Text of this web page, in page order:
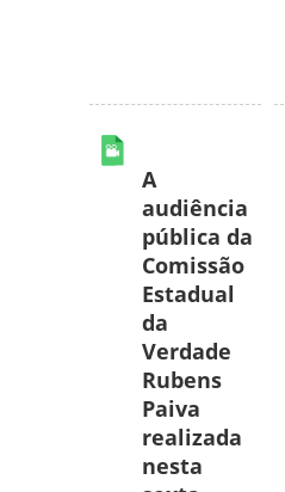
A
audiência
pública da
Comissão
Estadual
da
Verdade
Rubens
Paiva
realizada
nesta